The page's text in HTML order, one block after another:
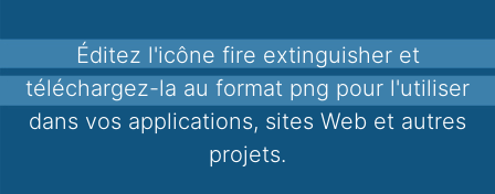
Éditez l'icône fire extinguisher et
téléchargez-la au format png pour l'utiliser
dans vos applications, sites Web et autres
projets.